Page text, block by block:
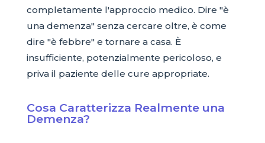
completamente l'approccio medico. Dire "è
una demenza" senza cercare oltre, è come
dire "è febbre" e tornare a casa. È
insufficiente, potenzialmente pericoloso, e
priva il paziente delle cure appropriate.
Cosa Caratterizza Realmente una
Demenza?